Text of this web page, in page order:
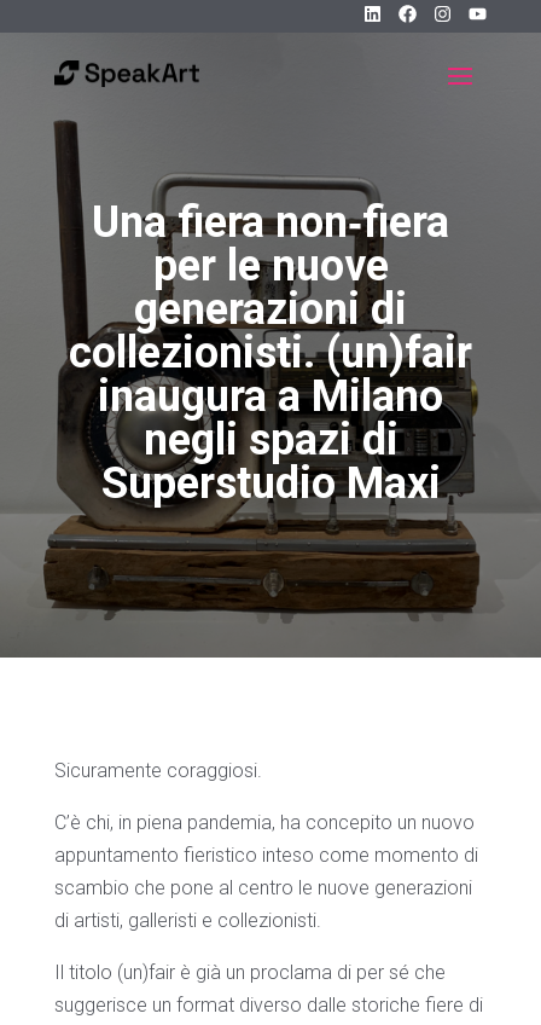
Una fiera non‐fiera
per le nuove
generazioni di
collezionisti. (un)fair
inaugura a Milano
negli spazi di
Superstudio Maxi
Sicuramente coraggiosi.
C’è chi, in piena pandemia, ha concepito un nuovo
appuntamento fieristico inteso come momento di
scambio che pone al centro le nuove generazioni
di artisti, galleristi e collezionisti.
Il titolo (un)fair è già un proclama di per sé che
suggerisce un format diverso dalle storiche fiere di